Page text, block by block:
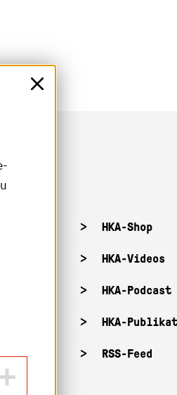
HKA-Shop
HKA-Videos
HKA-Podcast
HKA-
RSS-Feed